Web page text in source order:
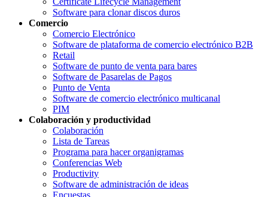
Software para clonar discos duros
Comercio
Comercio Electrónico
Software de plataforma de comercio electrónico B2B
Retail
Software de punto de venta para bares
Software de Pasarelas de Pagos
Punto de Venta
Software de comercio electrónico multicanal
PIM
Colaboración y productividad
Colaboración
Lista de Tareas
Programa para hacer organigramas
Conferencias Web
Productivity
Software de administración de ideas
Encuestas